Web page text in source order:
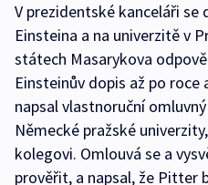
V prezidentské kanceláři se
Einsteina a na univerzitě v
státech Masarykova
Einsteinův dopis až po
napsal vlastnoruční
Německé pražské
kolegovi. Omlouvá se a
prověřit, a napsal, že Pitter